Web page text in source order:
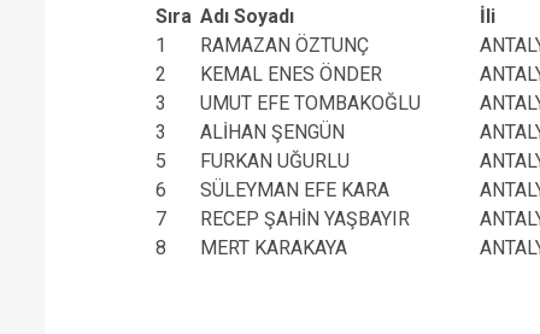
Sıra Adı Soyadı
İli
1
RAMAZAN ÖZTUNÇ
2
KEMAL ENES ÖNDER
3
UMUT EFE TOMBAKOĞLU
3
ALİHAN ŞENGÜN
5
FURKAN UĞURLU
6
SÜLEYMAN EFE KARA
7
RECEP ŞAHİN YAŞBAYIR
8
MERT KARAKAYA